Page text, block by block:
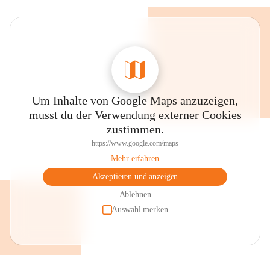
Um Inhalte von Google Maps anzuzeigen,
musst du der Verwendung externer Cookies
zustimmen.
https://www.google.com/maps
Mehr erfahren
Akzeptieren und anzeigen
Ablehnen
Auswahl merken